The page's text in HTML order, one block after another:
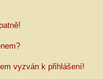
vyzván k přihlášení!